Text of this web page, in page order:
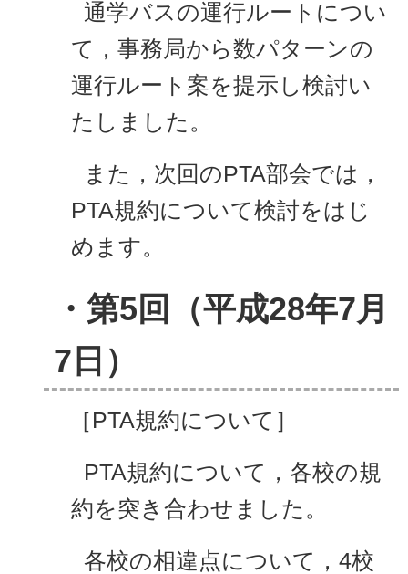
通学バスの運行ルートについ
て，事務局から数パターンの
運行ルート案を提示し検討い
たしました。
また，次回のPTA部会では，
PTA規約について検討をはじ
めます。
・第5回（平成28年7月
7日）
［PTA規約について］
PTA規約について，各校の規
約を突き合わせました。
各校の相違点について，4校